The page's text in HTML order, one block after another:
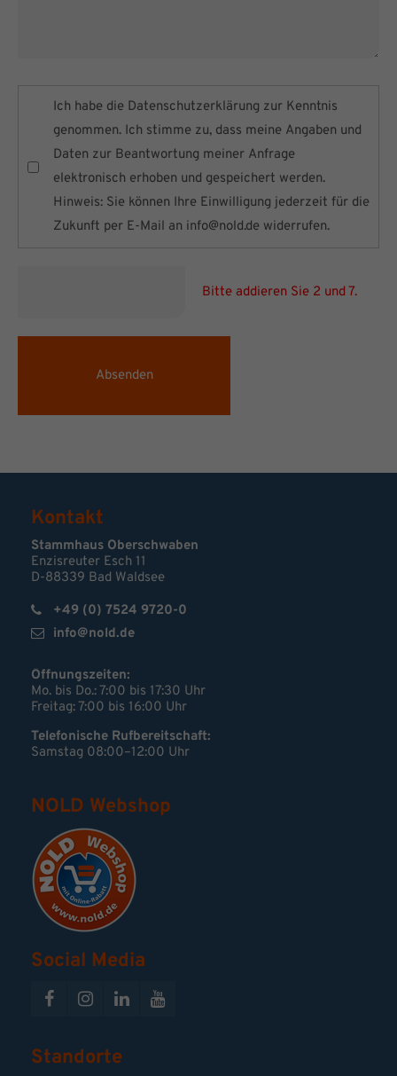
Ich habe die Datenschutzerklärung zur Kenntnis
genommen. Ich stimme zu, dass meine Angaben und
Daten zur Beantwortung meiner Anfrage
elektronisch erhoben und gespeichert werden.
Hinweis: Sie können Ihre Einwilligung jederzeit für die
Zukunft per E-Mail an info@nold.de widerrufen.
Bitte addieren Sie 2 und 7.
Absenden
Kontakt
Stammhaus Oberschwaben
Enzisreuter Esch 11
D-88339 Bad Waldsee
+49 (0) 7524 9720-0
info@nold.de
Öffnungszeiten:
Mo. bis Do.: 7:00 bis 17:30 Uhr
Freitag: 7:00 bis 16:00 Uhr
Telefonische Rufbereitschaft:
Samstag 08:00–12:00 Uhr
NOLD Webshop
Social Media
Standorte